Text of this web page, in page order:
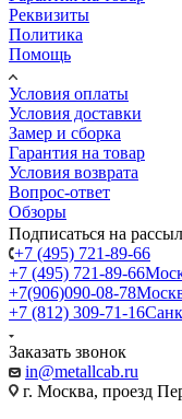
Реквизиты
Политика
Помощь
Условия оплаты
Условия доставки
Замер и сборка
Гарантия на товар
Условия возврата
Вопрос-ответ
Обзоры
Подписаться на
+7 (495) 721-89-66
+7 (495) 721-89-66
+7(906)090-08-78
+7 (812) 309-71-16
Заказать звонок
in@metallcab.ru
г. Москва, проезд